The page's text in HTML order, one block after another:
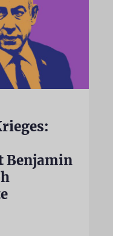
Benjamin